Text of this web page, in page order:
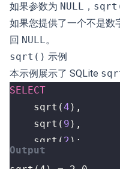
如果参数为 NULL ，
如果您提供了一个不是数
回 NULL。
sqrt() 示例
本示例展示了 SQLite
SELECT
sqrt (4 ),
sqrt ( 9 ),
sqrt ( 2 );